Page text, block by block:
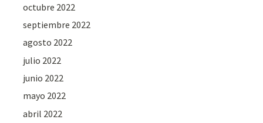
octubre 2022
septiembre 2022
agosto 2022
julio 2022
junio 2022
mayo 2022
abril 2022